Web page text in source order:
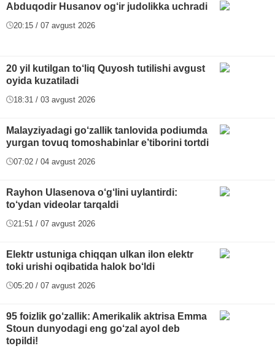
Abduqodir Husanov og‘ir judolikka uchradi
20:15 / 07 avgust 2026
20 yil kutilgan to‘liq Quyosh tutilishi avgust
oyida kuzatiladi
18:31 / 03 avgust 2026
Malayziyadagi go‘zallik tanlovida podiumda
yurgan tovuq tomoshabinlar e’tiborini tortdi
07:02 / 04 avgust 2026
Rayhon Ulasenova o‘g‘lini uylantirdi:
to‘ydan videolar tarqaldi
21:51 / 07 avgust 2026
Elektr ustuniga chiqqan ulkan ilon elektr
toki urishi oqibatida halok bo‘ldi
05:20 / 07 avgust 2026
95 foizlik go‘zallik: Amerikalik aktrisa Emma
Stoun dunyodagi eng go‘zal ayol deb
topildi!